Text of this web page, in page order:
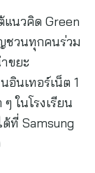
แนวคิด Green
ชวนทุกคนร่วม
ขยะ
อินเทอร์เน็ต 1
ในโรงเรียน
ที่ Samsung